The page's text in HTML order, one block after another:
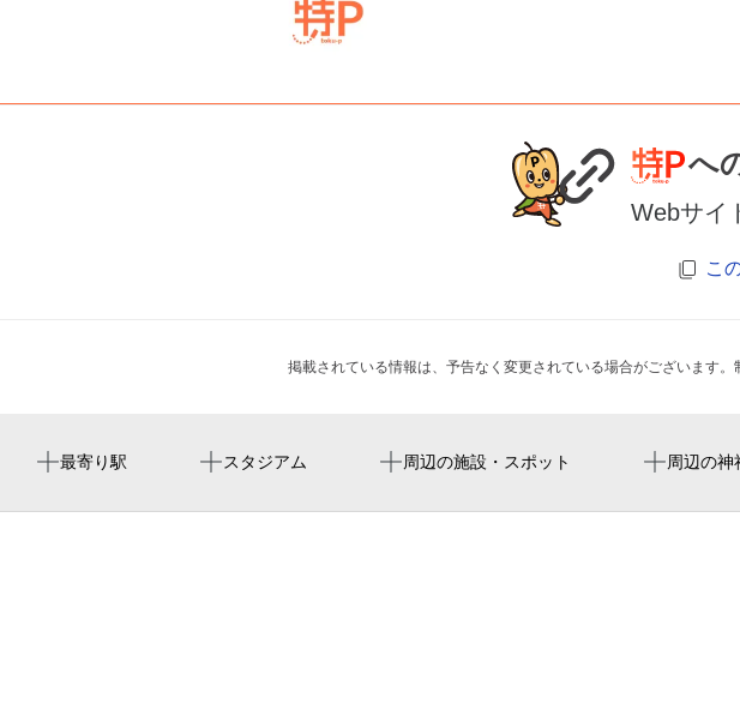
へ
Webサイ
こ
掲載されている情報は、予告なく変更されている場合がございます
最寄り駅 スタジアム 周辺の施設・スポット 周辺の神
東岡崎駅
周辺にスタジアムが見つかりませんでした。
シバタ食堂
興蓮寺
令和8年度 第3回岡崎市民会館サロンコンサート